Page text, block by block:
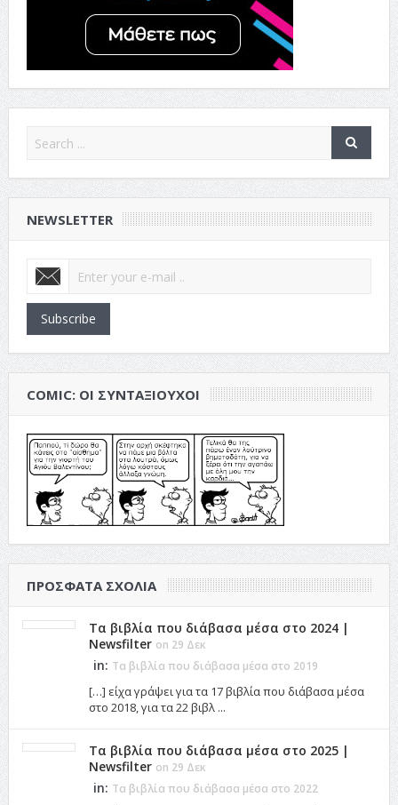
NEWSLETTER
Subscribe
COMIC: ΟΙ ΣΥΝΤΑΞΙΟΎΧΟΙ
ΠΡΌΣΦΑΤΑ ΣΧΌΛΙΑ
Τα βιβλία που διάβασα μέσα στο 2024 |
Newsfilter on 29 Δεκ
in: Τα βιβλία που διάβασα μέσα στο 2019
[…] είχα γράψει για τα 17 βιβλία που διάβασα μέσα
στο 2018, για τα 22 βιβλ ...
Τα βιβλία που διάβασα μέσα στο 2025 |
Newsfilter on 29 Δεκ
in: Τα βιβλία που διάβασα μέσα στο 2022